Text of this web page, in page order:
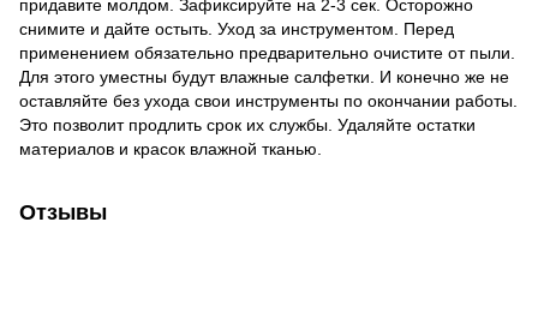
придавите молдом. Зафиксируйте на 2-3 сек. Осторожно
снимите и дайте остыть. Уход за инструментом. Перед
применением обязательно предварительно очистите от пыли.
Для этого уместны будут влажные салфетки. И конечно же не
оставляйте без ухода свои инструменты по окончании работы.
Это позволит продлить срок их службы. Удаляйте остатки
материалов и красок влажной тканью.
Отзывы